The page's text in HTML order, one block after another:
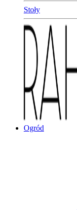
Stoły
Ogród